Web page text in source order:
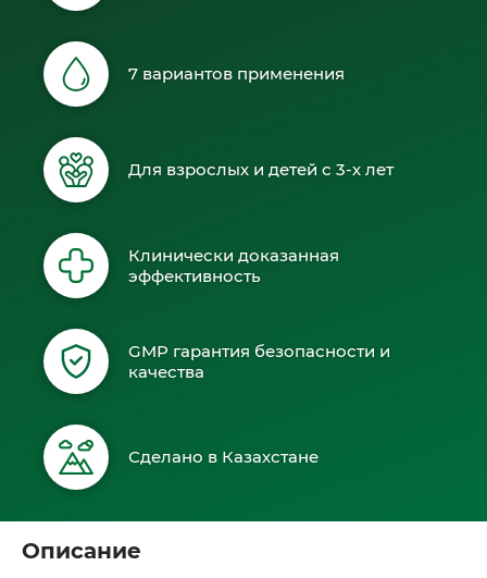
7 вариантов применения
Для взрослых и детей с 3-х лет
Клинически доказанная
эффективность
GMP гарантия безопасности и
качества
Сделано в Казахстане
Описание